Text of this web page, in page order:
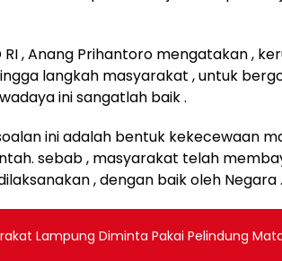
, Anang Prihantoro mengatakan ,
langkah masyarakat , untuk
ini sangatlah baik .
ini adalah bentuk kekecewaan
sebab , masyarakat telah
, dengan baik oleh
Lampung Diminta Pakai Pelindung